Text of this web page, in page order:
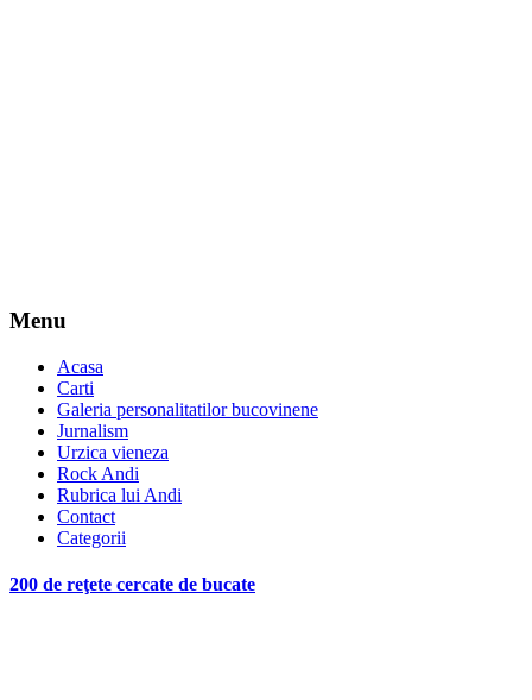
Menu
Acasa
Carti
Galeria personalitatilor bucovinene
Jurnalism
Urzica vieneza
Rock Andi
Rubrica lui Andi
Contact
Categorii
200 de reţete cercate de bucate